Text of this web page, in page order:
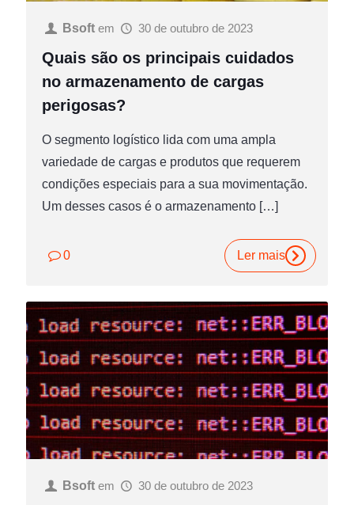
Bsoft em 30 de outubro de 2023
Quais são os principais cuidados
no armazenamento de cargas
perigosas?
O segmento logístico lida com uma ampla
variedade de cargas e produtos que requerem
condições especiais para a sua movimentação.
Um desses casos é o armazenamento […]
0 Ler mais
Bsoft em 30 de outubro de 2023